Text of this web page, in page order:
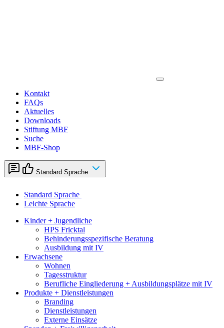
Kontakt
FAQs
Aktuelles
Downloads
Stiftung MBF
Suche
MBF-Shop
Standard Sprache
Standard Sprache
Leichte Sprache
Kinder + Jugendliche
HPS Fricktal
Behinderungsspezifische Beratung
Ausbildung mit IV
Erwachsene
Wohnen
Tagesstruktur
Berufliche Eingliederung + Ausbildungsplätze mit IV
Produkte + Dienstleistungen
Branding
Dienstleistungen
Externe Einsätze